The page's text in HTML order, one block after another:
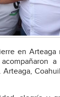
en Arteaga
a